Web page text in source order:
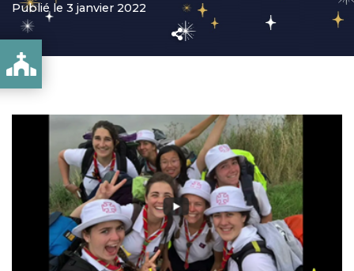
Publié le 3 janvier 2022